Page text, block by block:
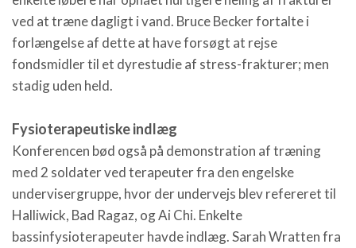
ved at træne dagligt i vand. Bruce Becker fortalte i
forlængelse af dette at have forsøgt at rejse
fondsmidler til et dyrestudie af stress-frakturer; men
stadig uden held.
Fysioterapeutiske indlæg
Konferencen bød også på demonstration af træning
med 2 soldater ved terapeuter fra den engelske
undervisergruppe, hvor der undervejs blev refereret til
Halliwick, Bad Ragaz, og Ai Chi. Enkelte
bassinfysioterapeuter havde indlæg. Sarah Wratten fra